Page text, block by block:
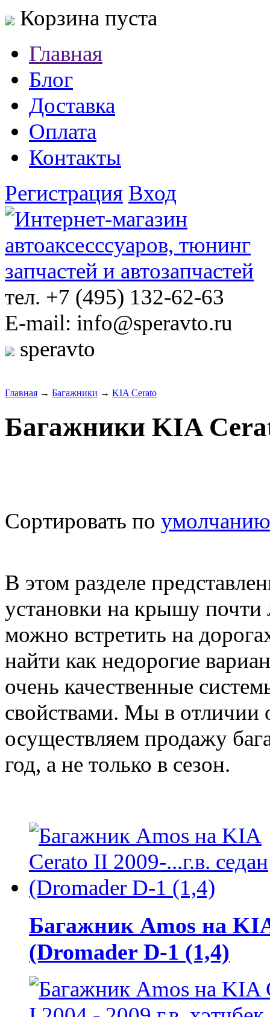
Корзина пуста
Главная
Блог
Доставка
Оплата
Контакты
Регистрация Вход
тел. +7 (495) 132-62-63
E-mail: info@speravto.ru
speravto
Главная → Багажники → KIA Cerato
Багажники KIA
Сортировать по умолчанию
В этом разделе
установки на крышу
можно встретить на
найти как недорогие
очень качественные
свойствами. Мы в отличии
осуществляем продажу
год, а не только в сезон.
Багажник Amos на
(Dromader D-1 (1,4)